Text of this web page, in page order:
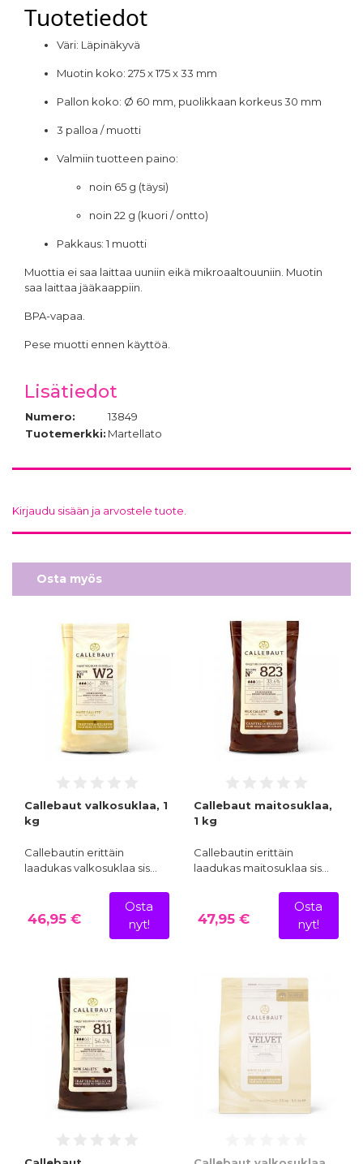
Tuotetiedot
Väri: Läpinäkyvä
Muotin koko: 275 x 175 x 33 mm
Pallon koko: Ø 60 mm, puolikkaan korkeus 30 mm
3 palloa / muotti
Valmiin tuotteen paino:
noin 65 g (täysi)
noin 22 g (kuori / ontto)
Pakkaus: 1 muotti
Muottia ei saa laittaa uuniin eikä mikroaaltouuniin. Muotin
saa laittaa jääkaappiin.
BPA-vapaa.
Pese muotti ennen käyttöä.
Lisätiedot
Numero:
13849
Tuotemerkki: Martellato
Kirjaudu sisään ja arvostele tuote.
Osta myös
Callebaut valkosuklaa, 1
kg
Callebautin erittäin
laadukas valkosuklaa sis…
46,95 €
Osta
nyt!
Callebaut maitosuklaa,
1 kg
Callebautin erittäin
laadukas maitosuklaa sis…
47,95 €
Osta
nyt!